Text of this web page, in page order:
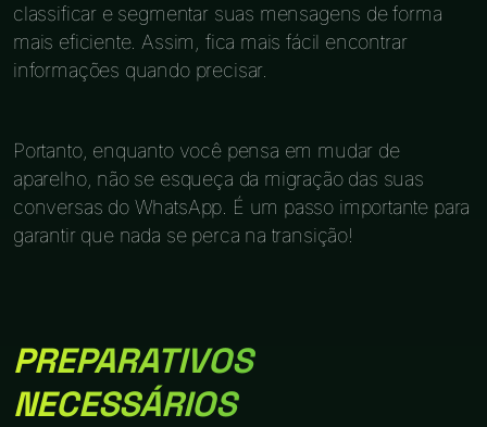
classificar e segmentar suas mensagens de forma
mais eficiente. Assim, fica mais fácil encontrar
informações quando precisar.
Portanto, enquanto você pensa em mudar de
aparelho, não se esqueça da migração das suas
conversas do WhatsApp. É um passo importante para
garantir que nada se perca na transição!
PREPARATIVOS
NECESSÁRIOS